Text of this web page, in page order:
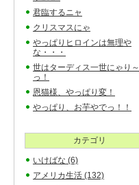
君臨するニャ
クリスマスにゃ
やっぱりヒロインは無理や
な・・・
世はターディス一世にゃり～
っ！
恩猫様、やっぱり変！
やっぱり、お芋やでっ！！
カテゴリ
いけばな (6)
アメリカ生活 (132)